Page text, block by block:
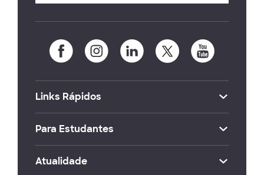
Links Rápidos
Para Estudantes
Atualidade